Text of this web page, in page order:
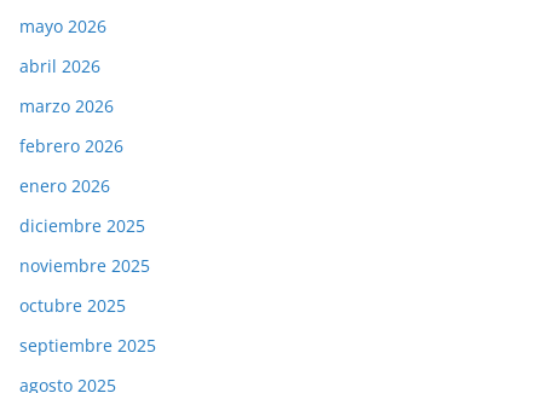
mayo 2026
abril 2026
marzo 2026
febrero 2026
enero 2026
diciembre 2025
noviembre 2025
octubre 2025
septiembre 2025
agosto 2025